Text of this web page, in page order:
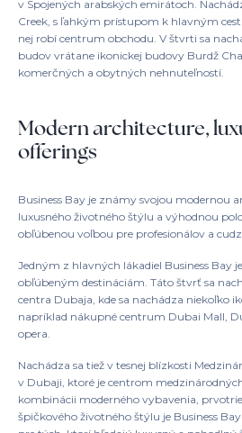
v Spojených arabských emirátoch.
Creek, s ľahkým prístupom k hlavným
nej robí centrum obchodu. V štvrti sa
budov vrátane ikonickej budovy Burdž
komerčných a obytných nehnuteľností.
Modern architecture,
offerings
Business Bay je známy svojou modernou
luxusného životného štýlu a výhodnou
obľúbenou voľbou pre profesionálov a
Jedným z hlavných lákadiel Business Bay
obľúbeným destináciám. Táto štvrť sa
centra Dubaja, kde sa nachádza niekoľko
napríklad nákupné centrum Dubai Mall,
opera.
Nachádza sa tiež v tesnej blízkosti
v Dubaji, ktoré je centrom
kombinácii moderného vybavenia,
špičkového životného štýlu je Business